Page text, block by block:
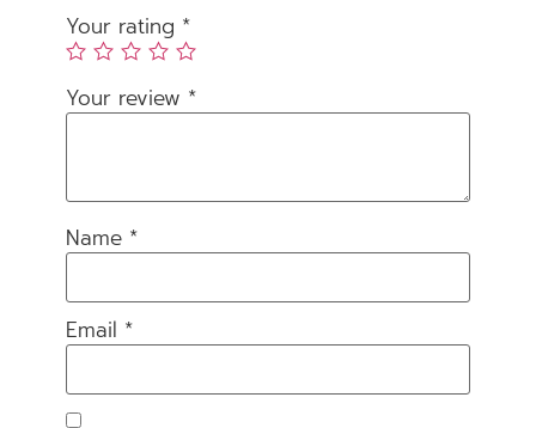
Your rating *
Your review *
Name *
Email *